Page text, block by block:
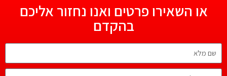
או השאירו פרטים ואנו נחזור אליכם
בהקדם